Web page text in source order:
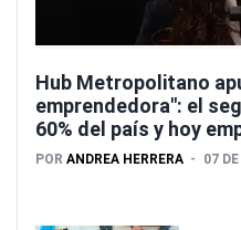
Hub Metropolitano
emprendedora": el
60% del país y hoy
POR ANDREA HERRERA 07